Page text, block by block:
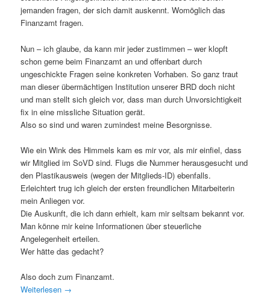
jemanden fragen, der sich damit auskennt. Womöglich das
Finanzamt fragen.
Nun – ich glaube, da kann mir jeder zustimmen – wer klopft
schon gerne beim Finanzamt an und offenbart durch
ungeschickte Fragen seine konkreten Vorhaben. So ganz traut
man dieser übermächtigen Institution unserer BRD doch nicht
und man stellt sich gleich vor, dass man durch Unvorsichtigkeit
fix in eine missliche Situation gerät.
Also so sind und waren zumindest meine Besorgnisse.
Wie ein Wink des Himmels kam es mir vor, als mir einfiel, dass
wir Mitglied im SoVD sind. Flugs die Nummer herausgesucht und
den Plastikausweis (wegen der Mitglieds-ID) ebenfalls.
Erleichtert trug ich gleich der ersten freundlichen Mitarbeiterin
mein Anliegen vor.
Die Auskunft, die ich dann erhielt, kam mir seltsam bekannt vor.
Man könne mir keine Informationen über steuerliche
Angelegenheit erteilen.
Wer hätte das gedacht?
Also doch zum Finanzamt.
Weiterlesen →